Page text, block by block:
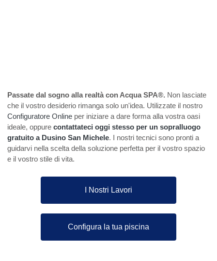
Passate dal sogno alla realtà con Acqua SPA®. Non lasciate
che il vostro desiderio rimanga solo un'idea. Utilizzate il nostro
Configuratore Online per iniziare a dare forma alla vostra oasi
ideale, oppure contattateci oggi stesso per un sopralluogo
gratuito a Dusino San Michele. I nostri tecnici sono pronti a
guidarvi nella scelta della soluzione perfetta per il vostro spazio
e il vostro stile di vita.
I Nostri Lavori
Configura la tua piscina